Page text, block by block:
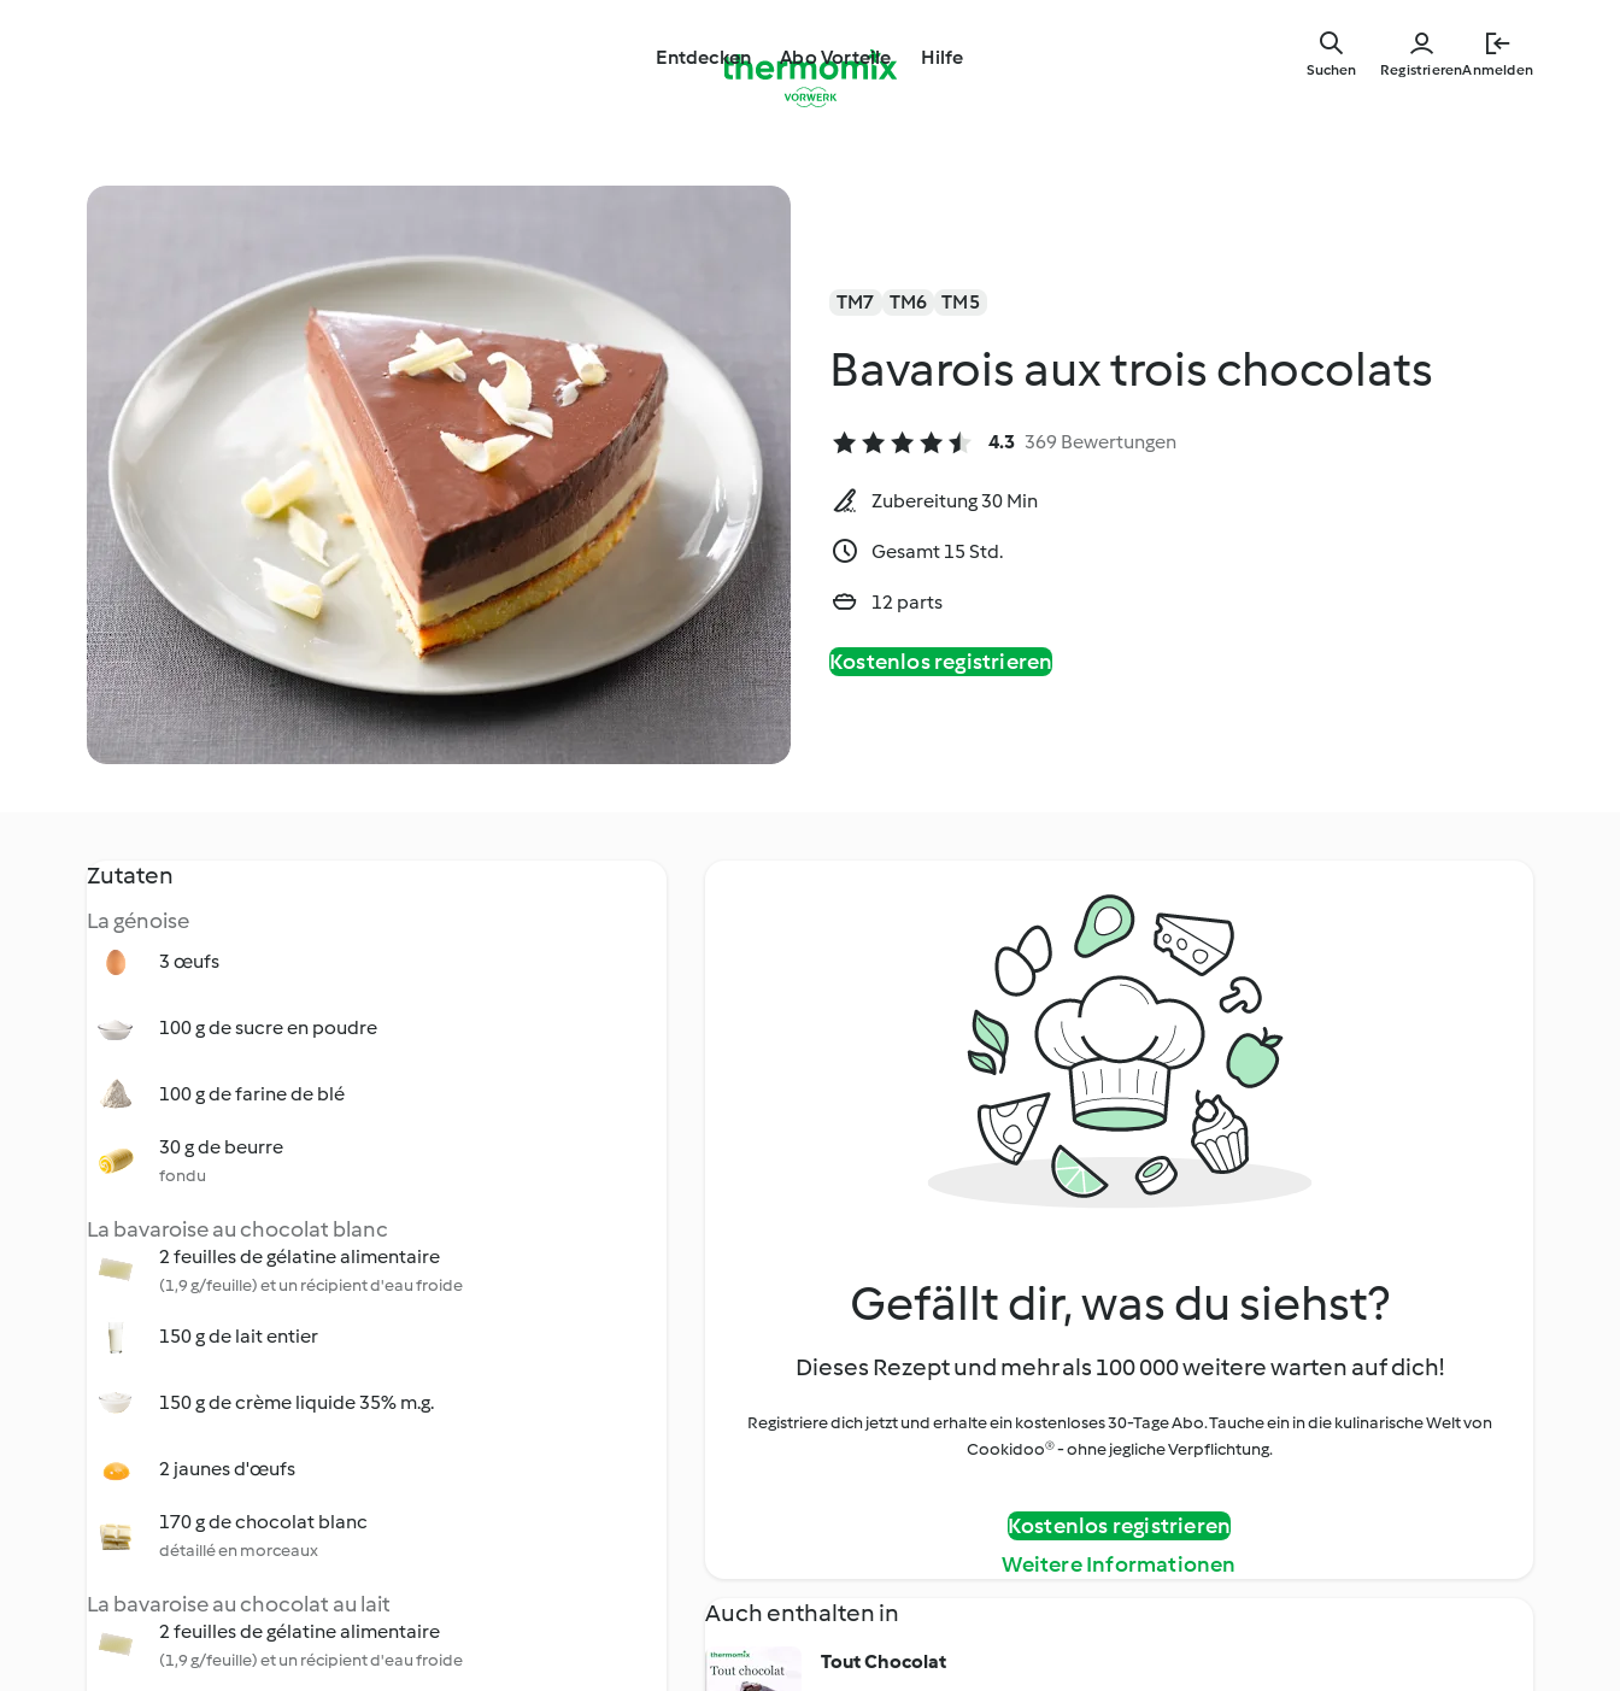
Entdecken Abo Vorteile Hilfe
RegistrierenAnmelden
Suchen
TM7 TM6 TM5
Bavarois aux trois chocolats
4.3 369 Bewertungen
Zubereitung 30 Min
Gesamt 15 Std.
12 parts
Kostenlos registrieren
Zutaten
La génoise
3 œufs
100 g de sucre en poudre
100 g de farine de blé
30 g de beurre
fondu
La bavaroise au chocolat blanc
2 feuilles de gélatine alimentaire
(1,9 g/feuille) et un récipient d'eau froide
150 g de lait entier
150 g de crème liquide 35% m.g.
2 jaunes d'œufs
170 g de chocolat blanc
détaillé en morceaux
La bavaroise au chocolat au lait
2 feuilles de gélatine alimentaire
(1,9 g/feuille) et un récipient d'eau froide
Gefällt dir, was du siehst?
Dieses Rezept und mehr als 100 000 weitere warten auf dich!
Registriere dich jetzt und erhalte ein kostenloses 30-Tage Abo. Tauche ein in die kulinarische Welt von
Cookidoo® - ohne jegliche Verpflichtung.
Kostenlos registrieren
Weitere Informationen
Auch enthalten in
Tout Chocolat